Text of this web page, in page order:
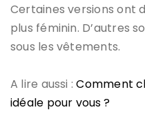
Certaines versions ont
plus féminin. D’autres
sous les vêtements.
A lire aussi :Comment
idéale pour vous ?